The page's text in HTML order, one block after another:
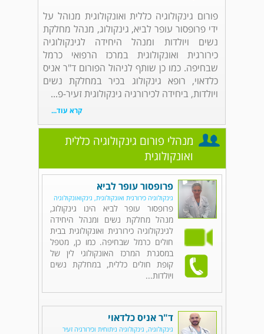
פורום גינקולוגיה כללית ואונקולוגית מנוהל על
ידי פרופסור עופר לביא, גינקולוג, מנהל מחלקת
נשים ויולדות ומנהל היחידה לגינקולוגיה
כירורגית ואונקולוגית במרכז הרפואי כרמל
שבחיפה. כמו כן שותף לניהול הפורום ד"ר אניס
כלדאוי, רופא גינקולוג בכיר במחלקת נשים
ויולדות, ביחידה לכירורגיה גינקולוגית זעיר-פ...
קרא עוד...
מנהלי פורום גינקולוגיה כללית
ואונקולוגית
פרופסור עופר לביא
גינקולוגיה כירורגית ואונקולוגית, גינקואונקולוגיה
פרופסור עופר לביא הינו גינקולוג,
מנהל מחלקת נשים ומנהל היחידה
לגינקולוגיה כירורגית ואונקולוגית בבית
חולים כרמל שבחיפה. כמו כן, מטפל
במסגרת המרכז האונקולוגי לין של
קופת חולים כללית, במחלקת נשים
ויולדות...
ד"ר אניס כלדאוי
גינקולוגיה, גינקולוגיה ניתוחית וכירורגיה זעיר